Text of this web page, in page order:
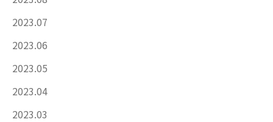
2023.07
2023.06
2023.05
2023.04
2023.03